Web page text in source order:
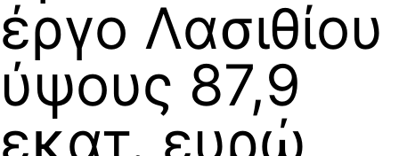
έργο Λασιθίου
ύψους 87,9
εκατ. ευρώ